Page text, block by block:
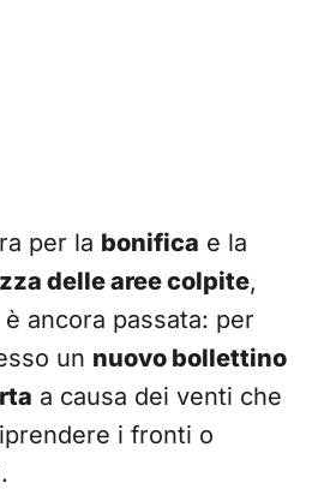
per la bonifica e la
delle aree colpite,
ancora passata: per
un nuovo bollettino
a causa dei venti che
i fronti o